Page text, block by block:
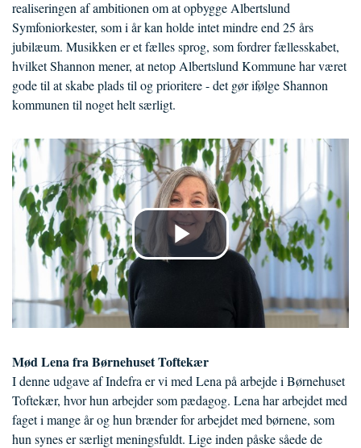
realiseringen af ambitionen om at opbygge Albertslund
Symfoniorkester, som i år kan holde intet mindre end 25 års
jubilæum. Musikken er et fælles sprog, som fordrer fællesskabet,
hvilket Shannon mener, at netop Albertslund Kommune har været
gode til at skabe plads til og prioritere - det gør ifølge Shannon
kommunen til noget helt særligt.
Mød Lena fra Børnehuset Toftekær
I denne udgave af Indefra er vi med Lena på arbejde i Børnehuset
Toftekær, hvor hun arbejder som pædagog. Lena har arbejdet med
faget i mange år og hun brænder for arbejdet med børnene, som
hun synes er særligt meningsfuldt. Lige inden påske såede de